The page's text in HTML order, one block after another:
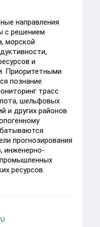
направления
с решением
морской
и
Приоритетными
познание
трасс
шельфовых
и других районов
прогнозирования
инженерно-
промышленных
ресурсов.